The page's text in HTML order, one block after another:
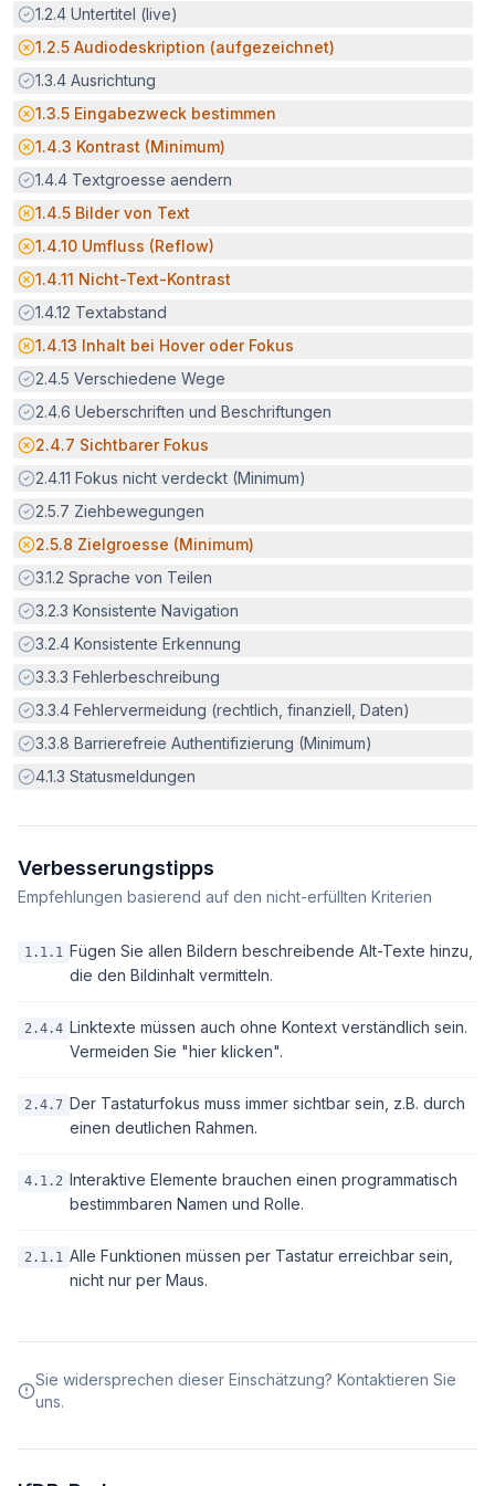
Erfüllt:
1.2.4 Untertitel (live)
Potenzielle Barriere:
1.2.5 Audiodeskription (aufgezeichnet)
Erfüllt:
1.3.4 Ausrichtung
Potenzielle Barriere:
1.3.5 Eingabezweck bestimmen
Potenzielle Barriere:
1.4.3 Kontrast (Minimum)
Erfüllt:
1.4.4 Textgroesse aendern
Potenzielle Barriere:
1.4.5 Bilder von Text
Potenzielle Barriere:
1.4.10 Umfluss (Reflow)
Potenzielle Barriere:
1.4.11 Nicht-Text-Kontrast
Erfüllt:
1.4.12 Textabstand
Potenzielle Barriere:
1.4.13 Inhalt bei Hover oder Fokus
Erfüllt:
2.4.5 Verschiedene Wege
Erfüllt:
2.4.6 Ueberschriften und Beschriftungen
Potenzielle Barriere:
2.4.7 Sichtbarer Fokus
Erfüllt:
2.4.11 Fokus nicht verdeckt (Minimum)
Erfüllt:
2.5.7 Ziehbewegungen
Potenzielle Barriere:
2.5.8 Zielgroesse (Minimum)
Erfüllt:
3.1.2 Sprache von Teilen
Erfüllt:
3.2.3 Konsistente Navigation
Erfüllt:
3.2.4 Konsistente Erkennung
Erfüllt:
3.3.3 Fehlerbeschreibung
Erfüllt:
3.3.4 Fehlervermeidung (rechtlich, finanziell, Daten)
Erfüllt:
3.3.8 Barrierefreie Authentifizierung (Minimum)
Erfüllt:
4.1.3 Statusmeldungen
Verbesserungstipps
Empfehlungen basierend auf den nicht-erfüllten Kriterien
1.1.1 Fügen Sie allen Bildern beschreibende Alt-Texte hinzu,
die den Bildinhalt vermitteln.
2.4.4 Linktexte müssen auch ohne Kontext verständlich sein.
Vermeiden Sie "hier klicken".
2.4.7 Der Tastaturfokus muss immer sichtbar sein, z.B. durch
einen deutlichen Rahmen.
4.1.2 Interaktive Elemente brauchen einen programmatisch
bestimmbaren Namen und Rolle.
2.1.1 Alle Funktionen müssen per Tastatur erreichbar sein,
nicht nur per Maus.
Sie widersprechen dieser Einschätzung? Kontaktieren Sie
uns.